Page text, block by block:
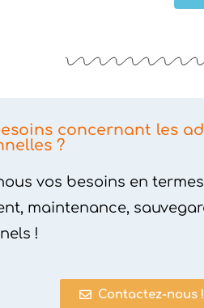
concernant les
?
vos besoins en
maintenance,
!
Contactez-nous !